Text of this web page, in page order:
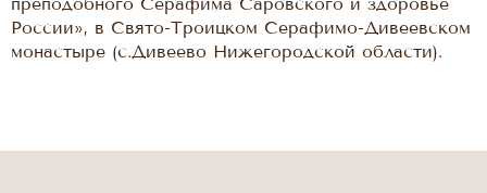
России», в Свято-Троицком Серафимо-Дивеевском
монастыре (с.Дивеево Нижегородской области).